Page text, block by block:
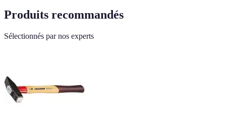
Produits recommandés
Sélectionnés par nos experts